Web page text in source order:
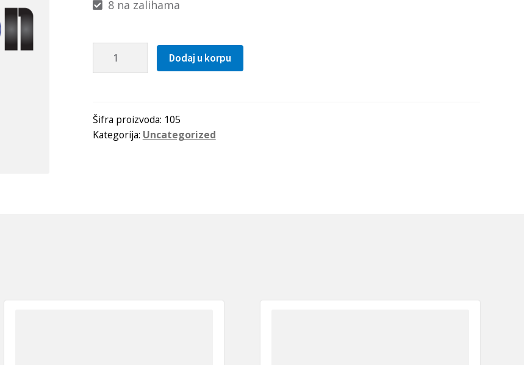
8 na zalihama
Lezaj
2RS)
EZO-
Dodaj u korpu
Šifra proizvoda: 105
Kategorija: Uncategorized